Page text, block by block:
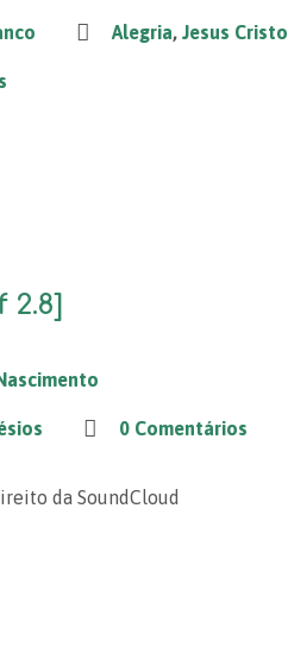
Alegria, Jesus Cristo
2.8]
0 Comentários
da SoundCloud